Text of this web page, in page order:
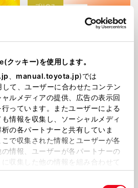
クッキー)を使用します。
manual.toyota.jp)では
て、ユーザーに合わせたコンテン
ルメディアの提供、広告の表示回
っています。またユーザーによる
情報を収集し、ソーシャルメディ
の各パートナーと共有していま
で収集された情報とユーザーが各
情報、ユーザーが各パートナーの
収集した他の情報を組み合わせて
当ウェブサイトの使用を続行する
プリウス
改良【プリウス】登場!!